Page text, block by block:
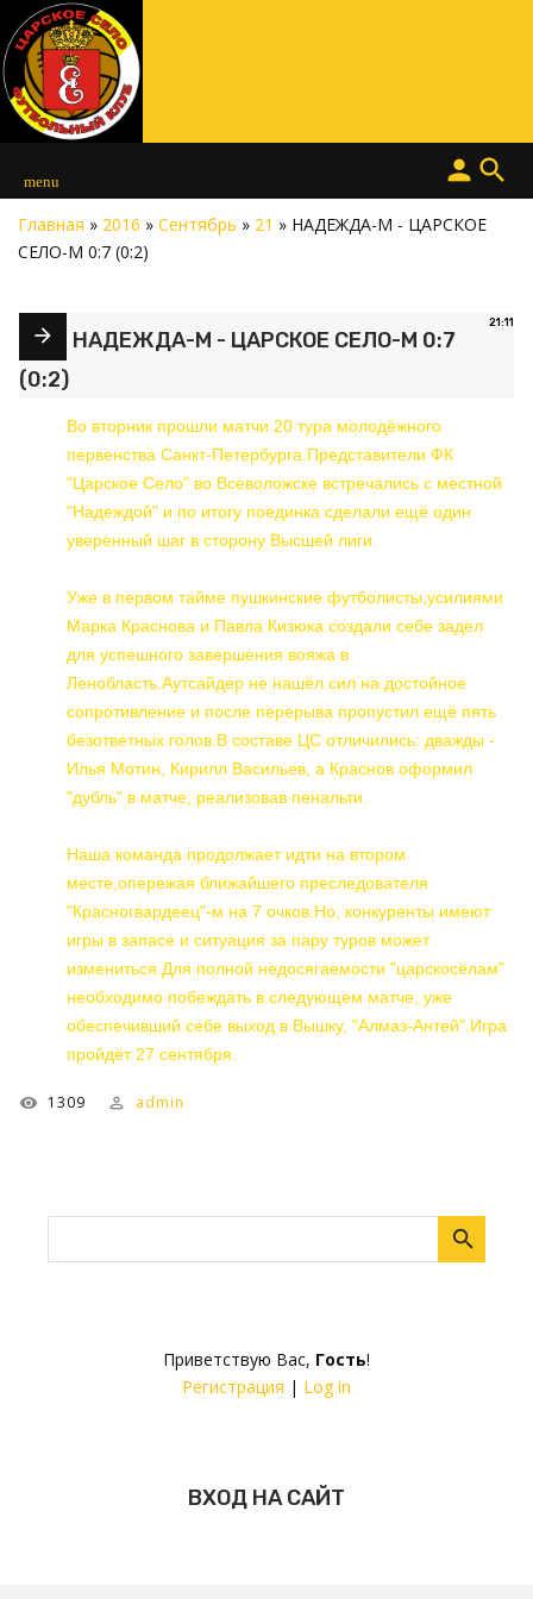
menu search
person
Приветствую Вас, Гость!
Регистрация | Log in
ВХОД НА САЙТ
Главная » 2016 » Сентябрь » 21 » НАДЕЖДА-М - ЦАРСКОЕ
СЕЛО-М 0:7 (0:2)
21:11
НАДЕЖДА-М - ЦАРСКОЕ СЕЛО-М 0:7
(0:2)
Во вторник прошли матчи 20 тура молодёжного
первенства Санкт-Петербурга.Представители ФК
"Царское Село" во Всеволожске встречались с местной
"Надеждой" и по итогу поединка сделали ещё один
уверенный шаг в сторону Высшей лиги.
Уже в первом тайме пушкинские футболисты,усилиями
Марка Краснова и Павла Кизюка создали себе задел
для успешного завершения вояжа в
Ленобласть.Аутсайдер не нашёл сил на достойное
сопротивление и после перерыва пропустил ещё пять
безответных голов.В составе ЦС отличились: дважды -
Илья Мотин, Кирилл Васильев, а Краснов оформил
"дубль" в матче, реализовав пенальти.
Наша команда продолжает идти на втором
месте,опережая ближайшего преследователя
"Красногвардеец"-м на 7 очков.Но, конкуренты имеют
игры в запасе и ситуация за пару туров может
измениться.Для полной недосягаемости "царскосёлам"
необходимо побеждать в следующем матче, уже
обеспечивший себе выход в Вышку, "Алмаз-Антей".Игра
пройдёт 27 сентября.
1309 admin